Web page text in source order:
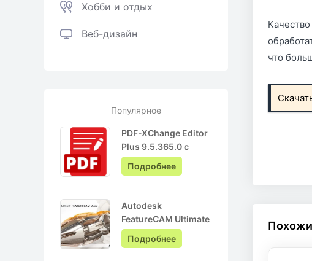
Хобби и отдых
Веб-дизайн
Популярное
PDF-XChange Editor
Plus 9.5.365.0 с
ключом лицензии +
Pro на Русском
Подробнее
Autodesk
FeatureCAM Ultimate
2022.0.3 + crack
Подробнее
что